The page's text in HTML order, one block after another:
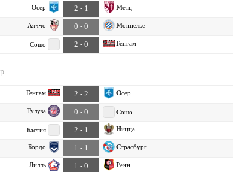
Осер 2 - 1 Метц
Аяччо 0 - 0 Монпелье
Сошо 2 - 0 Генгам
Генгам 2 - 2 Осер
Тулуза 0 - 0 Сошо
Бастия 2 - 1 Ницца
Бордо 1 - 1 Страсбург
Лилль 1 - 0 Ренн